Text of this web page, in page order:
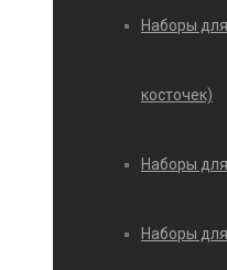
Наборы
косточек)
Наборы
Наборы